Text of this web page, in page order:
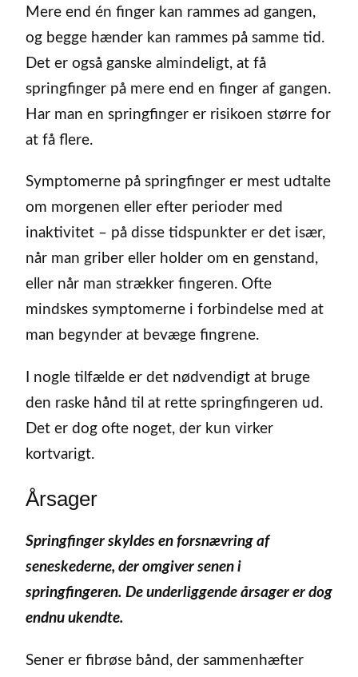
Mere end én finger kan rammes ad gangen,
og begge hænder kan rammes på samme tid.
Det er også ganske almindeligt, at få
springfinger på mere end en finger af gangen.
Har man en springfinger er risikoen større for
at få flere.
Symptomerne på springfinger er mest udtalte
om morgenen eller efter perioder med
inaktivitet – på disse tidspunkter er det især,
når man griber eller holder om en genstand,
eller når man strækker fingeren. Ofte
mindskes symptomerne i forbindelse med at
man begynder at bevæge fingrene.
I nogle tilfælde er det nødvendigt at bruge
den raske hånd til at rette springfingeren ud.
Det er dog ofte noget, der kun virker
kortvarigt.
Årsager
Springfinger skyldes en forsnævring af
seneskederne, der omgiver senen i
springfingeren. De underliggende årsager er dog
endnu ukendte.
Sener er fibrøse bånd, der sammenhæfter